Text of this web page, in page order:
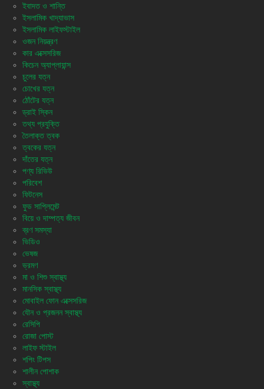
ইবাদত ও শান্তি
ইসলামিক খাদ্যাভাস
ইসলামিক লাইফস্টাইল
ওজন নিয়ন্ত্রণ
কার এক্সেসরিজ
কিচেন অ্যাপ্লায়ান্স
চুলের যত্ন
চোখের যত্ন
ঠোঁটের যত্ন
ড্রাই স্কিন
তথ্য প্রযুক্তি
তৈলাক্ত ত্বক
ত্বকের যত্ন
দাঁতের যত্ন
পণ্য রিভিউ
পরিবেশ
ফিটনেস
ফুড সাপ্লিমেন্ট
বিয়ে ও দাম্পত্য জীবন
ব্রণ সমস্যা
ভিডিও
ভেষজ
ভ্রমণ
মা ও শিশু স্বাস্থ্য
মানসিক স্বাস্থ্য
মোবাইল ফোন এক্সেসরিজ
যৌন ও প্রজনন স্বাস্থ্য
রেসিপি
রোজা পোস্ট
লাইফ স্টাইল
শপিং টিপস
শালীন পোশাক
স্বাস্থ্য